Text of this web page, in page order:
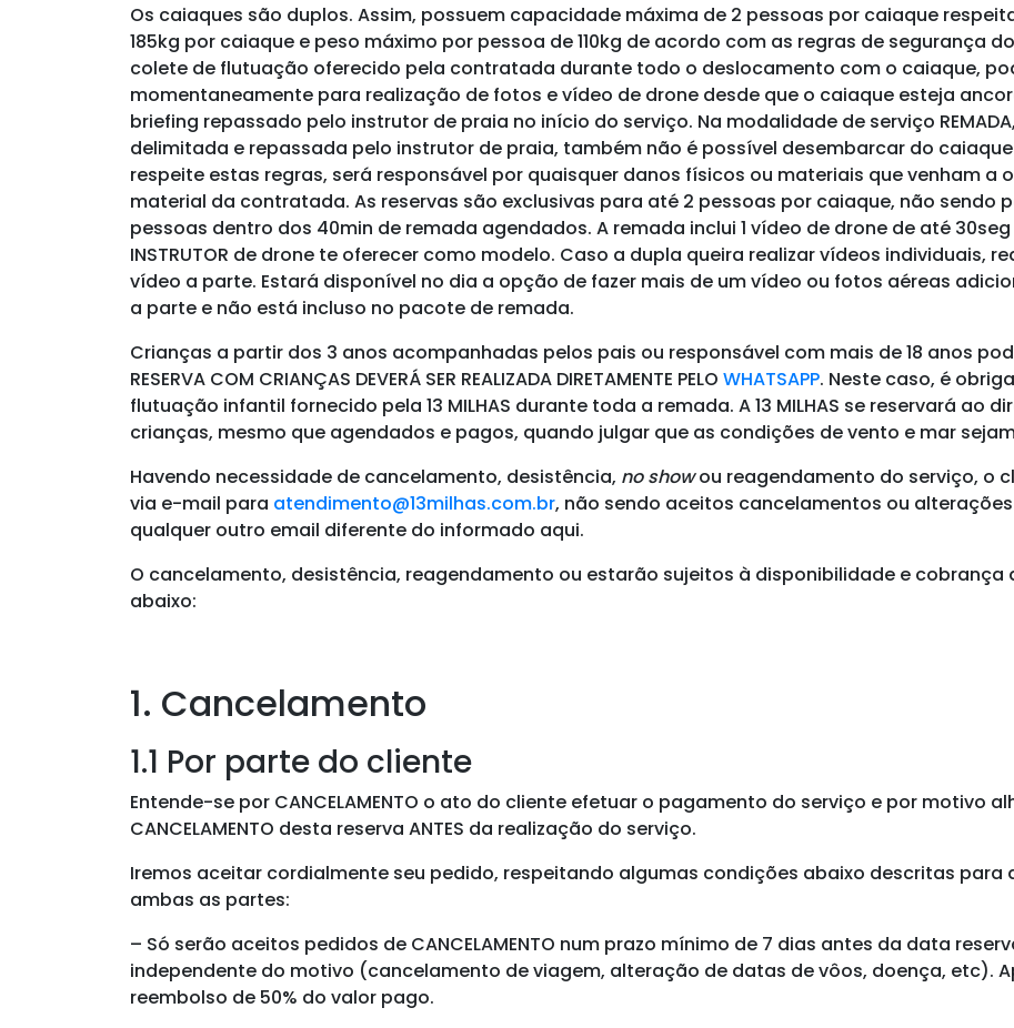
Os caiaques são duplos. Assim, possuem capacidade máxima de 2 pessoas por caiaque
185kg por caiaque e peso máximo por pessoa de 110kg de acordo com as regras de segurança
colete de flutuação oferecido pela contratada durante todo o deslocamento com o caiaque,
momentaneamente para realização de fotos e vídeo de drone desde que o caiaque esteja
briefing repassado pelo instrutor de praia no início do serviço. Na modalidade de serviço
delimitada e repassada pelo instrutor de praia, também não é possível desembarcar do
respeite estas regras, será responsável por quaisquer danos físicos ou materiais que venham a
material da contratada. As reservas são exclusivas para até 2 pessoas por caiaque, não
pessoas dentro dos 40min de remada agendados. A remada inclui 1 vídeo de drone de até 30seg
INSTRUTOR de drone te oferecer como modelo. Caso a dupla queira realizar vídeos individuais,
vídeo a parte. Estará disponível no dia a opção de fazer mais de um vídeo ou fotos aéreas
a parte e não está incluso no pacote de remada.
Crianças a partir dos 3 anos acompanhadas pelos pais ou responsável com mais de 18 anos
RESERVA COM CRIANÇAS DEVERÁ SER REALIZADA DIRETAMENTE PELO WHATSAPP. Neste caso, é
flutuação infantil fornecido pela 13 MILHAS durante toda a remada. A 13 MILHAS se reservará ao
crianças, mesmo que agendados e pagos, quando julgar que as condições de vento e mar
Havendo necessidade de cancelamento, desistência, no showou reagendamento do serviço, o
via e-mail para atendimento@13milhas.com.br, não sendo aceitos cancelamentos ou
qualquer outro email diferente do informado aqui.
O cancelamento, desistência, reagendamento ou estarão sujeitos à disponibilidade e
abaixo:
1. Cancelamento
1.1 Por parte do cliente
Entende-se por CANCELAMENTO o ato do cliente efetuar o pagamento do serviço e por motivo
CANCELAMENTO desta reserva ANTES da realização do serviço.
Iremos aceitar cordialmente seu pedido, respeitando algumas condições abaixo descritas para
ambas as partes:
– Só serão aceitos pedidos de CANCELAMENTO num prazo mínimo de 7 dias antes da data
independente do motivo (cancelamento de viagem, alteração de datas de vôos, doença, etc).
reembolso de 50% do valor pago.